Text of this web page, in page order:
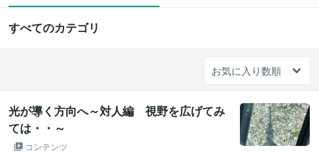
すべてのカテゴリ
光が導く方向へ～対人編 視野を広げてみ
ては・・～
コンテンツ